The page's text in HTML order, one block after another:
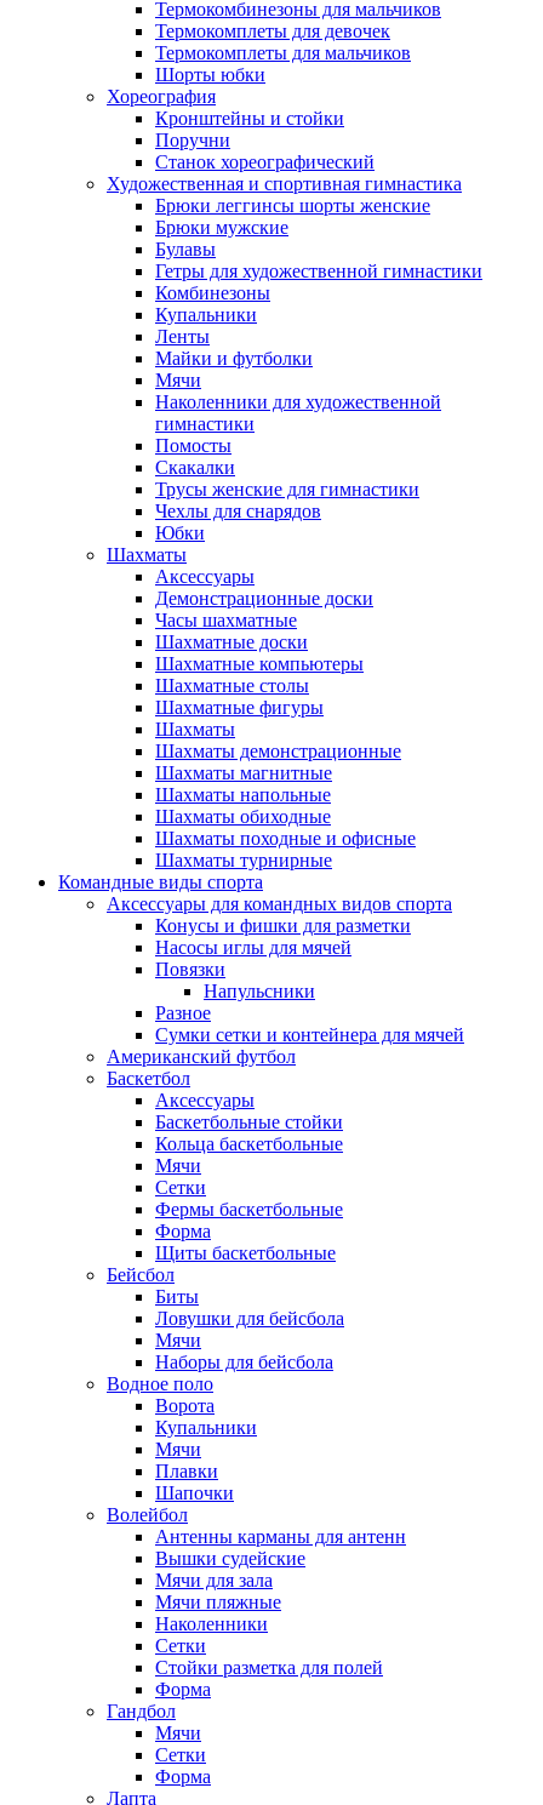
Термокомбинезоны для мальчиков
Термокомплеты для девочек
Термокомплеты для мальчиков
Шорты юбки
Хореография
Кронштейны и стойки
Поручни
Станок хореографический
Художественная и спортивная гимнастика
Брюки леггинсы шорты женские
Брюки мужские
Булавы
Гетры для художественной гимнастики
Комбинезоны
Купальники
Ленты
Майки и футболки
Мячи
Наколенники для художественной
гимнастики
Помосты
Скакалки
Трусы женские для гимнастики
Чехлы для снарядов
Юбки
Шахматы
Аксессуары
Демонстрационные доски
Часы шахматные
Шахматные доски
Шахматные компьютеры
Шахматные столы
Шахматные фигуры
Шахматы
Шахматы демонстрационные
Шахматы магнитные
Шахматы напольные
Шахматы обиходные
Шахматы походные и офисные
Шахматы турнирные
Командные виды спорта
Аксессуары для командных видов спорта
Конусы и фишки для разметки
Насосы иглы для мячей
Повязки
Напульсники
Разное
Сумки сетки и контейнера для мячей
Американский футбол
Баскетбол
Аксессуары
Баскетбольные стойки
Кольца баскетбольные
Мячи
Сетки
Фермы баскетбольные
Форма
Щиты баскетбольные
Бейсбол
Биты
Ловушки для бейсбола
Мячи
Наборы для бейсбола
Водное поло
Ворота
Купальники
Мячи
Плавки
Шапочки
Волейбол
Антенны карманы для антенн
Вышки судейские
Мячи для зала
Мячи пляжные
Наколенники
Сетки
Стойки разметка для полей
Форма
Гандбол
Мячи
Сетки
Форма
Лапта